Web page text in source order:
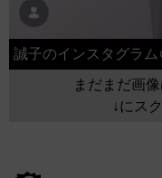
誠子のインスタグラ
まだまだ画
↓にス